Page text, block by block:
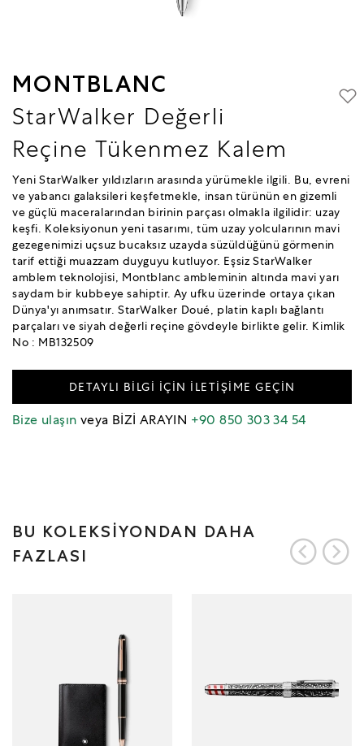
MONTBLANC
StarWalker Değerli
Reçine Tükenmez Kalem
Yeni StarWalker yıldızların arasında yürümekle ilgili. Bu, evreni
ve yabancı galaksileri keşfetmekle, insan türünün en gizemli
ve güçlü maceralarından birinin parçası olmakla ilgilidir: uzay
keşfi. Koleksiyonun yeni tasarımı, tüm uzay yolcularının mavi
gezegenimizi uçsuz bucaksız uzayda süzüldüğünü görmenin
tarif ettiği muazzam duyguyu kutluyor. Eşsiz StarWalker
amblem teknolojisi, Montblanc ambleminin altında mavi yarı
saydam bir kubbeye sahiptir. Ay ufku üzerinde ortaya çıkan
Dünya'yı anımsatır. StarWalker Doué, platin kaplı bağlantı
parçaları ve siyah değerli reçine gövdeyle birlikte gelir. Kimlik
No : MB132509
DETAYLI BİLGİ İÇİN İLETİŞİME GEÇİN
Bize ulaşın veya BİZİ ARAYIN +90 850 303 34 54
BU KOLEKSİYONDAN DAHA
FAZLASI